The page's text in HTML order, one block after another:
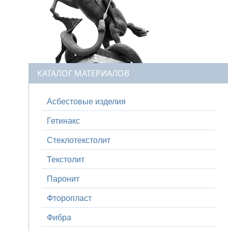
КАТАЛОГ МАТЕРИАЛОВ
Асбестовые изделия
Гетинакс
Стеклотекстолит
Текстолит
Паронит
Фторопласт
Фибра